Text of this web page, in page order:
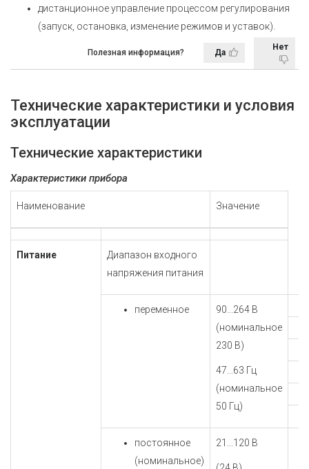
дистанционное управление процессом регулирования
(запуск, остановка, изменение режимов и уставок).
Полезная информация? Да
Нет
Технические характеристики и условия
эксплуатации
Технические характеристики
Характеристики прибора
Наименование Значение
Питание
Диапазон входного
напряжения питания
переменное
90...264 В
(номинальное
230 В)
47...63 Гц
(номинальное
50 Гц)
постоянное
(номинальное)
21...120 В